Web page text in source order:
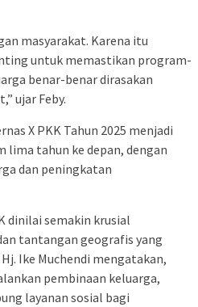
masyarakat. Karena itu
untuk memastikan program-
benar-benar dirasakan
ujar Feby.
X PKK Tahun 2025 menjadi
lima tahun ke depan, dengan
dan peningkatan
dinilai semakin krusial
tantangan geografis yang
Ike Muchendi mengatakan,
pembinaan keluarga,
layanan sosial bagi